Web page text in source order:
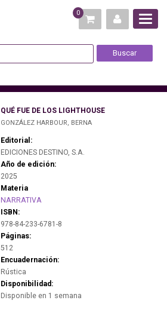
0
QUÉ FUE DE LOS LIGHTHOUSE
GONZÁLEZ HARBOUR, BERNA
Editorial:
EDICIONES DESTINO, S.A.
Año de edición:
2025
Materia
NARRATIVA
ISBN:
978-84-233-6781-8
Páginas:
512
Encuadernación:
Rústica
Disponibilidad:
Disponible en 1 semana